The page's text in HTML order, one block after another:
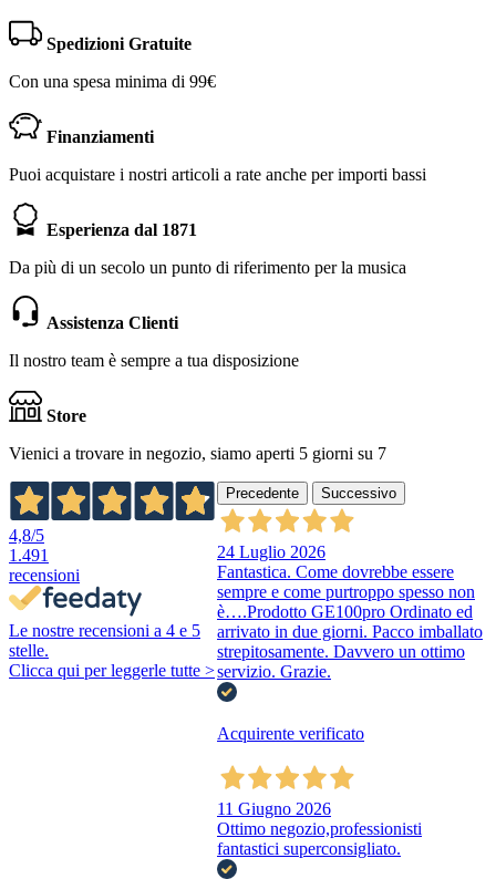
Spedizioni Gratuite
Con una spesa minima di 99€
Finanziamenti
Puoi acquistare i nostri articoli a rate anche per importi bassi
Esperienza dal 1871
Da più di un secolo un punto di riferimento per la musica
Assistenza Clienti
Il nostro team è sempre a tua disposizione
Store
Vienici a trovare in negozio, siamo aperti 5 giorni su 7
4,8/5
1.491
recensioni
Le nostre recensioni a 4 e 5
stelle.
Clicca qui per leggerle tutte >
Precedente Successivo
24 Luglio 2026
Fantastica. Come dovrebbe essere
sempre e come purtroppo spesso non
è….Prodotto GE100pro Ordinato ed
arrivato in due giorni. Pacco imballato
strepitosamente. Davvero un ottimo
servizio. Grazie.
Acquirente verificato
11 Giugno 2026
Ottimo negozio,professionisti
fantastici superconsigliato.